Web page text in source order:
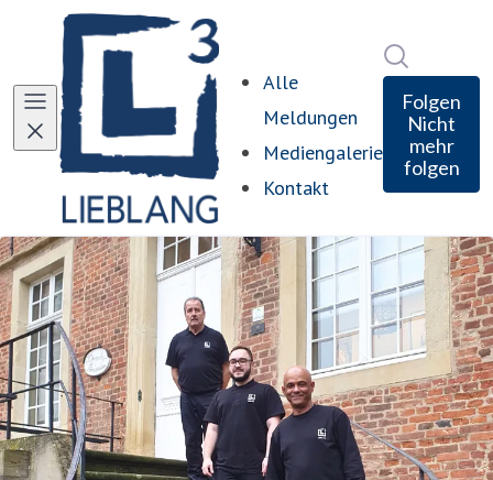
Alle
Meldungen
Mediengalerie
Kontakt
Folgen
Nicht
mehr
folgen